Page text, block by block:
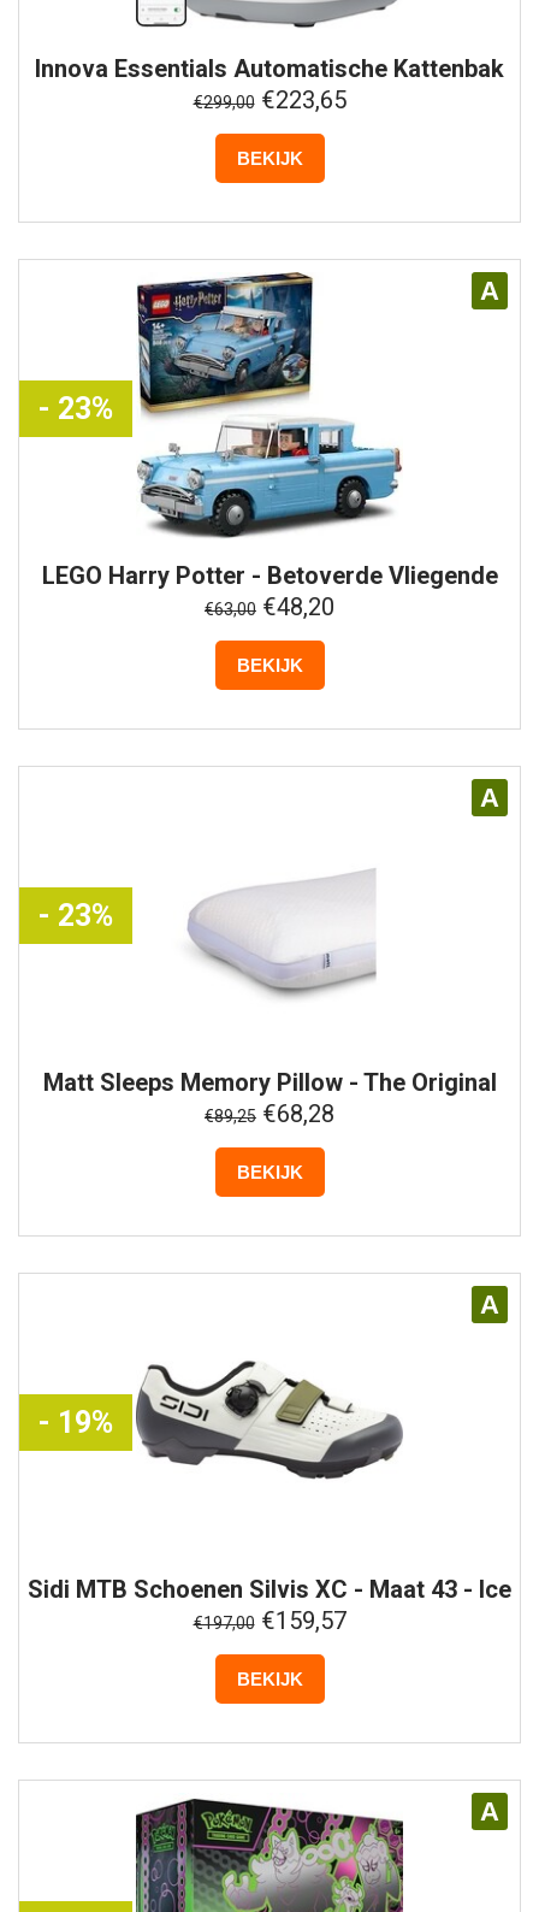
Innova Essentials Automatische Kattenbak
Pro XXL
€299,00€223,65
BEKIJK
A
- 23%
LEGO Harry Potter - Betoverde Vliegende
Ford Anglia - 76470
€63,00 €48,20
BEKIJK
A
- 23%
Matt Sleeps Memory Pillow - The Original
Pillow
€89,25 €68,28
BEKIJK
A
- 19%
Sidi MTB Schoenen Silvis XC - Maat 43 - Ice
White Olive Green
€197,00€159,57
BEKIJK
A